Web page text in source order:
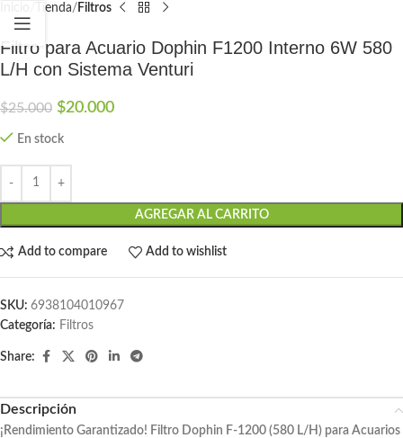
Tienda Filtros
Filtro para Acuario Dophin F1200 Interno 6W 580
L/H con Sistema Venturi
$25.000 $20.000
En stock
AGREGAR AL CARRITO
Add to compare Add to wishlist
SKU: 6938104010967
Categoría: Filtros
Share:
Descripción
¡Rendimiento Garantizado! Filtro Dophin F-1200 (580 L/H) para Acuarios